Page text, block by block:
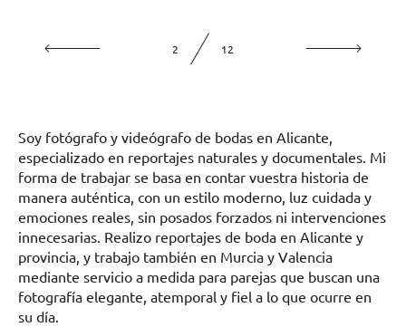
2 12
Soy fotógrafo y videógrafo de bodas en Alicante,
especializado en reportajes naturales y documentales. Mi
forma de trabajar se basa en contar vuestra historia de
manera auténtica, con un estilo moderno, luz cuidada y
emociones reales, sin posados forzados ni intervenciones
innecesarias. Realizo reportajes de boda en Alicante y
provincia, y trabajo también en Murcia y Valencia
mediante servicio a medida para parejas que buscan una
fotografía elegante, atemporal y fiel a lo que ocurre en
su día.